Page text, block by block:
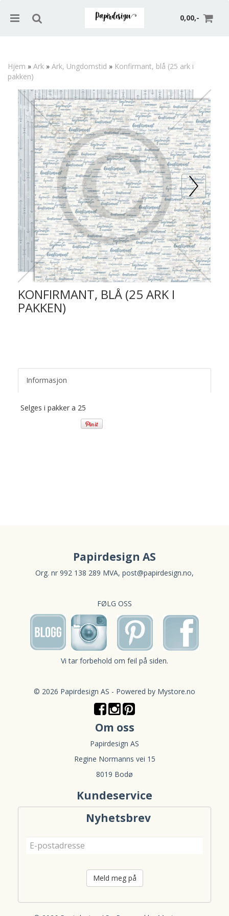
0,00,-
Hjem » Ark » Ark, Ungdomstid » Konfirmant, blå (25 ark i
pakken)
Prev
KONFIRMANT, BLÅ (25 ARK I
PAKKEN)
Informasjon
Selges i pakker a 25
Papirdesign AS
Org. nr 992 138 289 MVA, post@papirdesign.no,
FØLG OSS
Vi tar forbehold om feil på siden.
© 2026 Papirdesign AS - Powered by Mystore.no
Om oss
Papirdesign AS
Regine Normanns vei 15
8019 Bodø
Kundeservice
Nyhetsbrev
Meld meg på
Trykk ENTER for å søke